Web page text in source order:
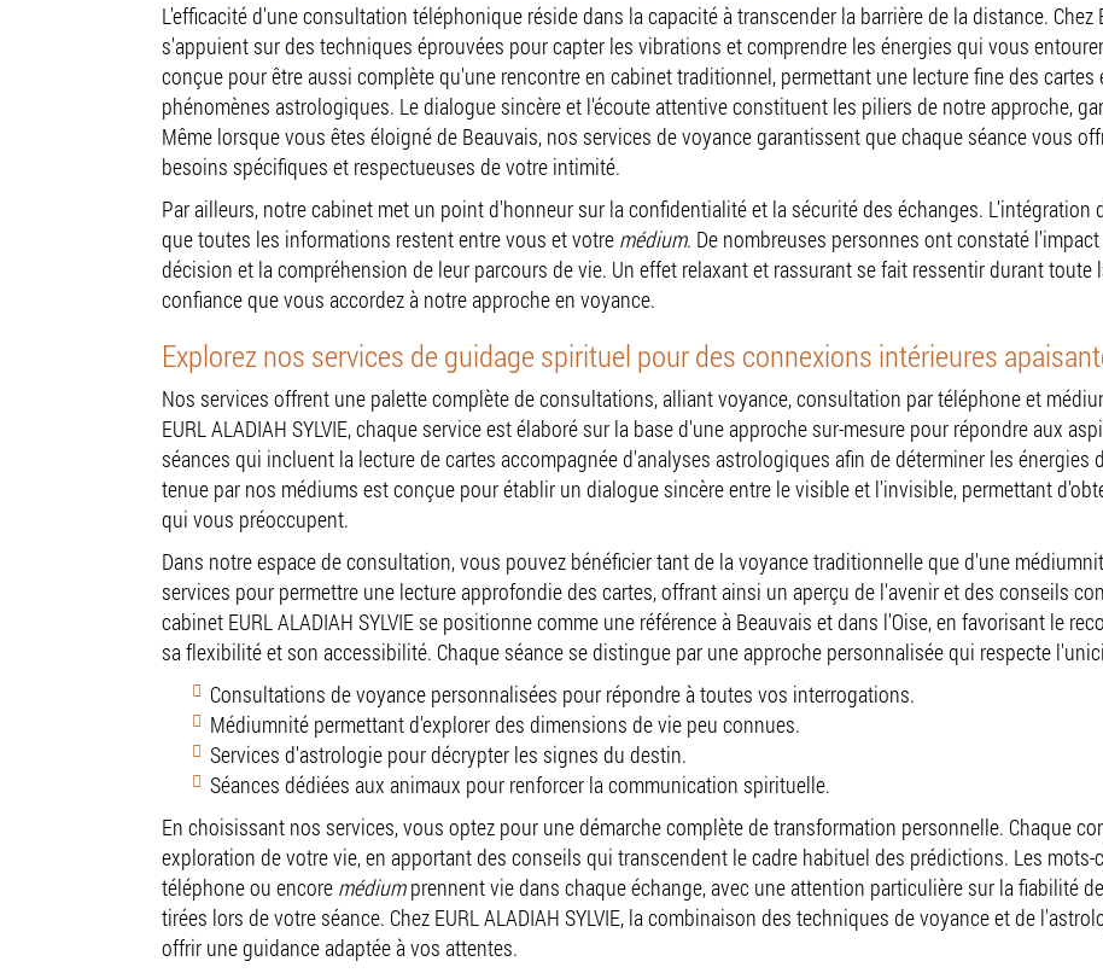
L'efficacité d'une consultation téléphonique réside dans la capacité à transcender la barrière de la distance. Chez
s'appuient sur des techniques éprouvées pour capter les vibrations et comprendre les énergies qui vous
conçue pour être aussi complète qu'une rencontre en cabinet traditionnel, permettant une lecture fine des
phénomènes astrologiques. Le dialogue sincère et l'écoute attentive constituent les piliers de notre approche,
Même lorsque vous êtes éloigné de Beauvais, nos services de voyance garantissent que chaque séance vous
besoins spécifiques et respectueuses de votre intimité.
Par ailleurs, notre cabinet met un point d'honneur sur la confidentialité et la sécurité des échanges.
que toutes les informations restent entre vous et votre médium. De nombreuses personnes ont constaté
décision et la compréhension de leur parcours de vie. Un effet relaxant et rassurant se fait ressentir durant
confiance que vous accordez à notre approche en voyance.
Explorez nos services de guidage spirituel pour des connexions intérieures
Nos services offrent une palette complète de consultations, alliant voyance, consultation par téléphone et
EURL ALADIAH SYLVIE, chaque service est élaboré sur la base d'une approche sur-mesure pour répondre aux
séances qui incluent la lecture de cartes accompagnée d'analyses astrologiques afin de déterminer les
tenue par nos médiums est conçue pour établir un dialogue sincère entre le visible et l'invisible, permettant
qui vous préoccupent.
Dans notre espace de consultation, vous pouvez bénéficier tant de la voyance traditionnelle que d'une
services pour permettre une lecture approfondie des cartes, offrant ainsi un aperçu de l'avenir et des conseils
cabinet EURL ALADIAH SYLVIE se positionne comme une référence à Beauvais et dans l'Oise, en favorisant le
sa flexibilité et son accessibilité. Chaque séance se distingue par une approche personnalisée qui respecte
Consultations de voyance personnalisées pour répondre à toutes vos interrogations.
Médiumnité permettant d'explorer des dimensions de vie peu connues.
Services d'astrologie pour décrypter les signes du destin.
Séances dédiées aux animaux pour renforcer la communication spirituelle.
En choisissant nos services, vous optez pour une démarche complète de transformation personnelle. Chaque
exploration de votre vie, en apportant des conseils qui transcendent le cadre habituel des prédictions. Les
téléphone ou encore médiumprennent vie dans chaque échange, avec une attention particulière sur la fiabilité
tirées lors de votre séance. Chez EURL ALADIAH SYLVIE, la combinaison des techniques de voyance et de
offrir une guidance adaptée à vos attentes.